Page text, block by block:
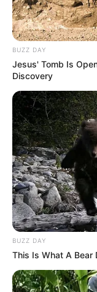
BUZZ DAY
Jesus' Tomb Is
Discovery
BUZZ DAY
This Is What A Bear